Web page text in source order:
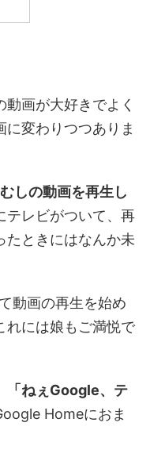
画が大好きでよく
変わりつつありま
しの動画を再生し
テレビがついて、再
たときにはなんか未
動画の再生を始め
れには娘もご満悦で
「ねぇGoogle、テ
Homeにおま